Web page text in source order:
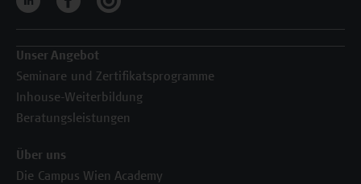
Unser Angebot
Seminare und Zertifikatsprogramme
Inhouse-Weiterbildung
Beratungsleistungen
Über uns
Die Campus Wien Academy